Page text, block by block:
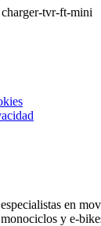
charger-tvr-ft-mini
en
y e-